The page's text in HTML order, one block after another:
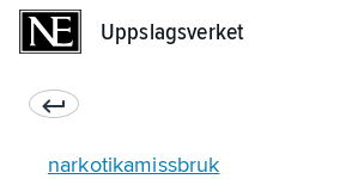
Uppslagsverket
narkotikamissbruk